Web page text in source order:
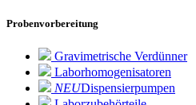
Probenvorbereitung
Gravimetrische Verdünner
Laborhomogenisatoren
NEUDispensierpumpen